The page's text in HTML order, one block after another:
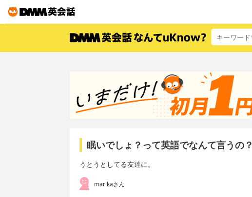
眠いでしょ？って英語でなんて言うの？
うとうとしてる友達に。
marikaさん